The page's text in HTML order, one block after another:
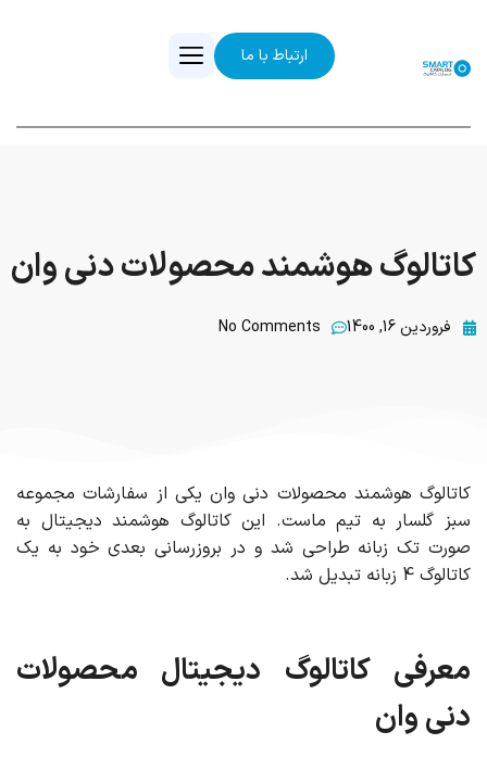
ارتباط با ما
کاتالوگ هوشمند محصولات دنی وان
فروردین 16, 1400 No Comments
کاتالوگ هوشمند محصولات دنی وان یکی از سفارشات مجموعه
سبز گلسار به تیم ماست. این کاتالوگ هوشمند دیجیتال به
صورت تک زبانه طراحی شد و در بروزرسانی بعدی خود به یک
کاتالوگ 4 زبانه تبدیل شد.
معرفی کاتالوگ دیجیتال محصولات
دنی وان